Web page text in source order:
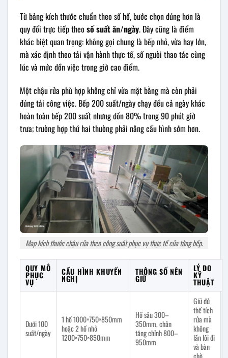
Từ bảng kích thước chuẩn theo số hố, bước chọn đúng hơn là
quy đổi trực tiếp theo số suất ăn/ngày. Đây cũng là điểm
khác biệt quan trọng: không gọi chung là bếp nhỏ, vừa hay lớn,
mà xác định theo tải vận hành thực tế, số người thao tác cùng
lúc và mức dồn việc trong giờ cao điểm.
Một chậu rửa phù hợp không chỉ vừa mặt bằng mà còn phải
đúng tải công việc. Bếp 200 suất/ngày chạy đều cả ngày khác
hoàn toàn bếp 200 suất nhưng dồn 80% trong 90 phút giờ
trưa; trường hợp thứ hai thường phải nâng cấu hình sớm hơn.
Map kích thước chậu rửa theo công suất phục vụ thực tế của từng bếp.
QUY MÔ
PHỤC
VỤ
CẤU HÌNH KHUYẾN
NGHỊ
THÔNG SỐ NÊN
GIỮ
LÝ DO
KỸ
THUẬT
Dưới 100
suất/ngày
1 hố 1000×750×850mm
hoặc 2 hố nhỏ
1200×750×850mm
Hố sâu 300–
350mm, chân
tăng chỉnh 800–
950mm
Giữ đủ
thể tích
rửa mà
không
lấn lối đi
và bàn